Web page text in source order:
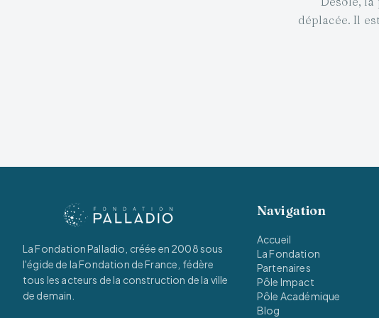
déplacée. Il
La Fondation Palladio, créée en 2008 sous
l'égide de la Fondation de France, fédère
tous les acteurs de la construction de la ville
de demain.
Navigation
Accueil
La Fondation
Partenaires
Pôle Impact
Pôle Académique
Blog